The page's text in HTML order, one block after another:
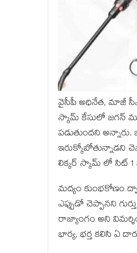
వైసీపీ అధినేత, మాజీ
స్కామ్ కేసులో జగన్
పడుతుందని
ఇరుక్కోబోతున్నాడని
లిక్కర్ స్కామ్ లో సిట్
మద్యం కుంభకోణం
ఎప్పుడో చెప్పానని
రాజ్యాంగం అని
భార్య, భర్త కలిసి ఏ